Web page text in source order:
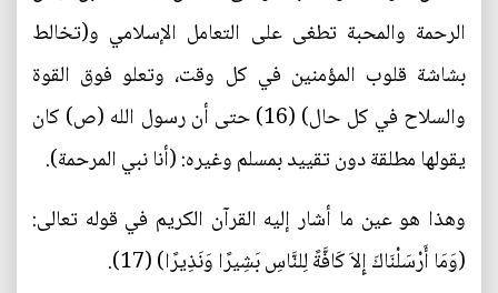
الرحمة والمحبة تطغى على التعامل الإسلامي و(تخالط
بشاشة قلوب المؤمنين في كل وقت، وتعلو فوق القوة
والسلاح في كل حال) (16) حتى أن رسول الله (ص) كان
يقولها مطلقة دون تقييد بمسلم وغيره: (أنا نبي المرحمة).
وهذا هو عين ما أشار إليه القرآن الكريم في قوله تعالى:
(وَمَا أَرْسَلْنَاكَ إِلاَ كَافَّةً لِلنَّاسِ بَشِيرًا وَنَذِيرًا) (17).